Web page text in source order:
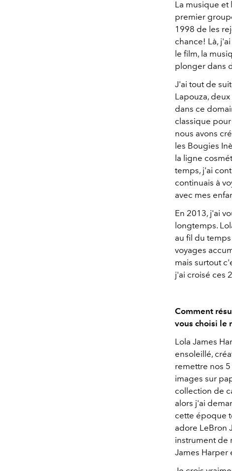
La musique et
premier
1998 de les
chance! Là,
le film, la
plonger dans
J'ai tout de
Lapouza,
dans ce
classique
nous avons
les Bougies
la ligne
temps, j'ai
continuais à
avec mes
En 2013, j'ai
longtemps.
au fil du
voyages
mais surtout
j'ai croisé ces
Comment
vous choisi le
Lola James
ensoleillé,
remettre nos
images sur
collection de
alors j'ai
cette époque
adore LeBron
instrument de
James Harper